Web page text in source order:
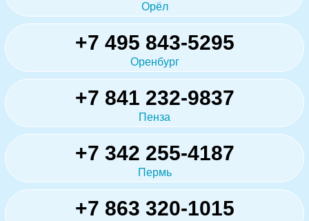
Орёл
+7 495 843-5295
Оренбург
+7 841 232-9837
Пенза
+7 342 255-4187
Пермь
+7 863 320-1015